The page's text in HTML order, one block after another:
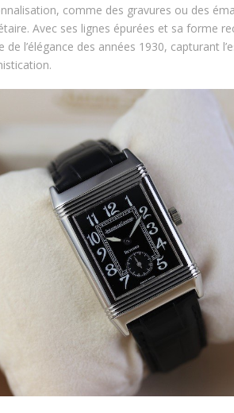
comme des gravures ou des
Avec ses lignes épurées et sa forme
l’élégance des années 1930, capturant